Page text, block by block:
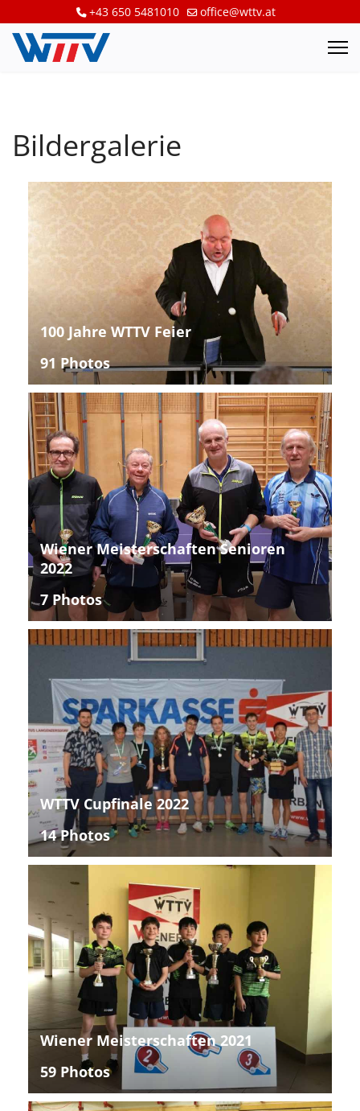
+43 650 5481010 office@wttv.at
Bildergalerie
100 Jahre WTTV Feier
91 Photos
Wiener Meisterschaften Senioren
2022
7 Photos
WTTV Cupfinale 2022
14 Photos
Wiener Meisterschaften 2021
59 Photos